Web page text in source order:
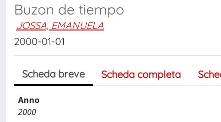
Buzon de tiempo
JOSSA, EMANUELA
2000-01-01
Scheda breve Scheda completa
Anno
2000